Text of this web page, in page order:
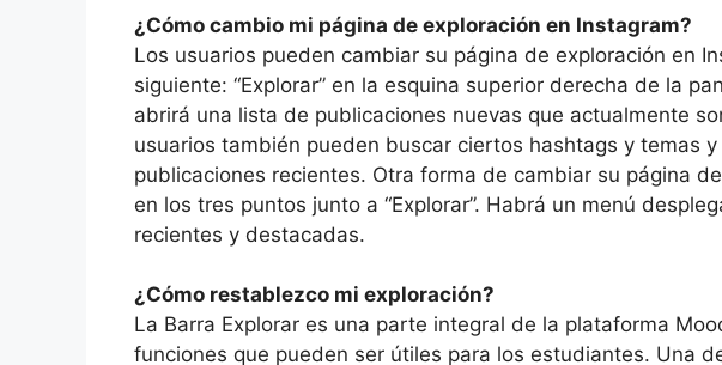
¿Cómo cambio mi página de exploración en Instagram?
Los usuarios pueden cambiar su página de exploración en
siguiente: “Explorar” en la esquina superior derecha de la
abrirá una lista de publicaciones nuevas que actualmente
usuarios también pueden buscar ciertos hashtags y temas
publicaciones recientes. Otra forma de cambiar su página
en los tres puntos junto a “Explorar”. Habrá un menú
recientes y destacadas.
¿Cómo restablezco mi exploración?
La Barra Explorar es una parte integral de la plataforma
funciones que pueden ser útiles para los estudiantes. Una